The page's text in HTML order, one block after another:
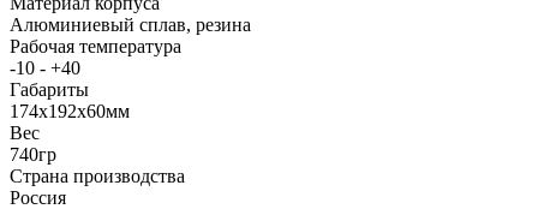
Алюминиевый сплав, резина
Рабочая температура
-10 - +40
Габариты
174x192x60мм
Вес
740гр
Страна производства
Россия